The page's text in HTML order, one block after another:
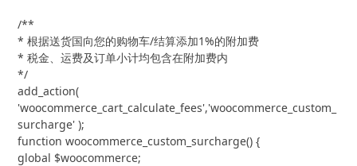
/**
* 根据送货国向您的购物车/结算添加1%的附加费
* 税金、运费及订单小计均包含在附加费内
*/
add_action(
'woocommerce_cart_calculate_fees','woocommerce_custom_
surcharge' );
function woocommerce_custom_surcharge() {
global $woocommerce;